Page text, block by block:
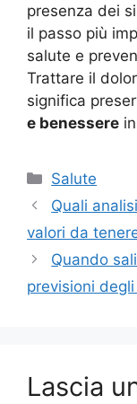
presenza dei
il passo più
salute e
Trattare il
significa
e benessere
Categorie
Salute
Quali
valori da
Quando
previsioni
Lascia